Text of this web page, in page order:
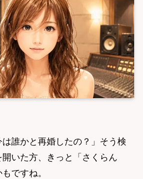
は誰かと再婚したの？」そう検
いた方、きっと「さくらん
ですね。